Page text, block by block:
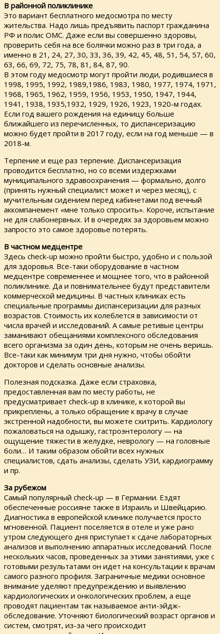
В районной поликлинике
Это вариант бесплатного медосмотра по месту
жительства. Надо лишь предъявить паспорт гражданина
РФ и полис ОМС. Даже если вы совершенно здоровы,
проверить себя на все болячки можно раз в три года, а
именно в 21, 24, 27, 30, 33, 36, 39, 42, 45, 48, 51, 54, 57, 60,
63, 66, 69, 72, 75, 78, 81, 84, 87, 90.
В этом году медосмотр могут пройти люди, родившиеся в
1998, 1995, 1992, 1989,1986, 1983, 1980, 1977, 1974, 1971,
1968, 1965, 1962, 1959, 1956, 1953, 1950, 1947, 1944,
1941, 1938, 1935,1932, 1929, 1926, 1923, 1920-м годах.
Если год вашего рождения на единицу больше
ближайшего из перечисленных, то диспансеризацию
можно будет пройти в 2017 году, если на год меньше — в
2018-м.
Терпение и еще раз терпение. Диспансеризация
проводится бесплатно, но со всеми издержками
муниципального здравоохранения — формально, долго
(принять нужный специалист может и через месяц), с
мучительным сидением перед кабинетами под вечный
аккомпанемент «мне только спросить». Короче, испытание
не для слабонервных. И в очередях за здоровьем можно
запросто это самое здоровье потерять.
В частном медцентре
Здесь check-up можно пройти быстро, удобно и с пользой
для здоровья. Все-таки оборудование в частном
медцентре современнее и мощнее того, что в районной
поликлинике. Да и повнимательнее будут представители
коммерческой медицины. В частных клиниках есть
специальные программы диспансеризации для разных
возрастов. Стоимость их колеблется в зависимости от
числа врачей и исследований. А самые ретивые центры
заманивают обещаниями комплексного обследования
всего организма за один день, которым не очень веришь.
Все-таки как минимум три дня нужно, чтобы обойти
докторов и сделать основные анализы.
Полезная подсказка. Даже если страховка,
предоставленная вам по месту работы, не
предусматривает check-up в клинике, к которой вы
прикреплены, а только обращение к врачу в случае
экстренной надобности, вы можете схитрить. Кардиологу
пожаловаться на одышку, гастроэнтерологу — на
ощущение тяжести в желудке, неврологу — на головные
боли… И таким образом обойти всех нужных
специалистов, сдать анализы, сделать УЗИ, кардиограмму
и пр.
За рубежом
Самый популярный check-up — в Германии. Ездят
обеспеченные россияне также в Израиль и Швейцарию.
Диагностика в европейской клинике получается просто
мгновенной. Пациент поселяется в отеле и уже рано
утром следующего дня приступает к сдаче лабораторных
анализов и выполнению аппаратных исследований. После
нескольких часов, проведенных за этими занятиями, уже с
готовыми результатами он идет на консультации к врачам
самого разного профиля. Заграничные медики основное
внимание уделяют предупреждению и выявлению
кардиологических и онкологических проблем, а еще
проводят пациентам так называемое анти-эйдж-
обследование. Уточняют биологический возраст органов и
систем, смотрят, из-за чего происходит